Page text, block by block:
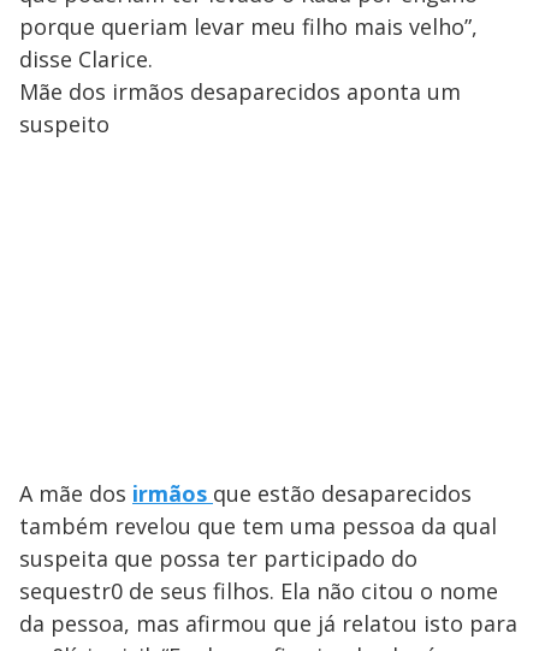
porque queriam levar meu filho mais velho”,
disse Clarice.
Mãe dos irmãos desaparecidos aponta um
suspeito
A mãe dos irmãos que estão desaparecidos
também revelou que tem uma pessoa da qual
suspeita que possa ter participado do
sequestr0 de seus filhos. Ela não citou o nome
da pessoa, mas afirmou que já relatou isto para